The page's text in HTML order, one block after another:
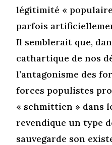
légitimité «
parfois
Il semblerait que,
cathartique de nos
l’antagonisme des
forces populistes
« schmittien » dans
revendique un type
sauvegarde son